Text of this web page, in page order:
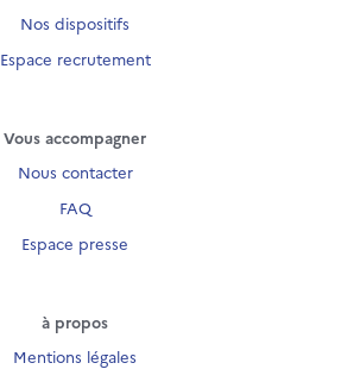
Nos dispositifs
Espace recrutement
Vous accompagner
Nous contacter
FAQ
Espace presse
à propos
Mentions légales